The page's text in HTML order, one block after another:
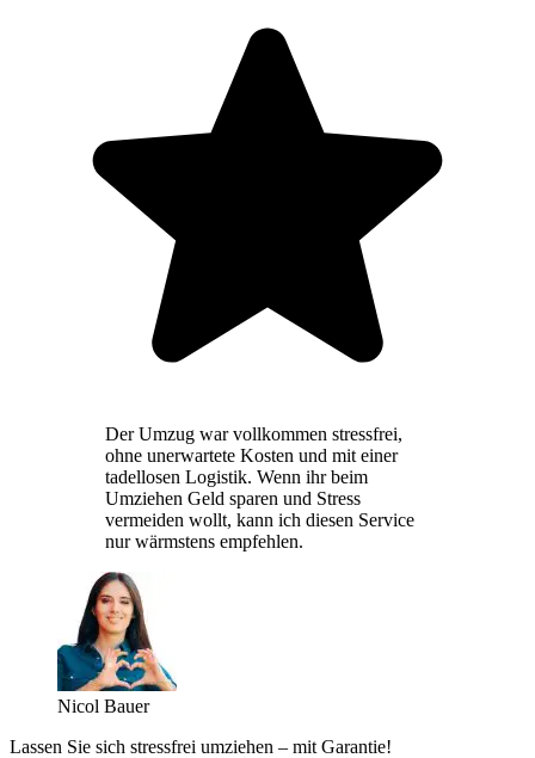
Der Umzug war vollkommen stressfrei,
ohne unerwartete Kosten und mit einer
tadellosen Logistik. Wenn ihr beim
Umziehen Geld sparen und Stress
vermeiden wollt, kann ich diesen Service
nur wärmstens empfehlen.
Nicol Bauer
Lassen Sie sich stressfrei umziehen – mit Garantie!